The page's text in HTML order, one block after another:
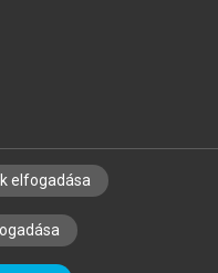
ALAPELVEK
elfogadása